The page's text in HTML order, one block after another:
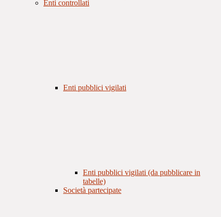
Enti controllati
Enti pubblici vigilati
Enti pubblici vigilati (da pubblicare in
tabelle)
Società partecipate